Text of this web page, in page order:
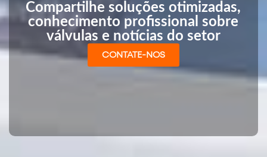
Compartilhe soluções otimizadas,
conhecimento profissional sobre
válvulas e notícias do setor
CONTATE-NOS